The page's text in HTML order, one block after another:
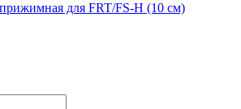
для FRT/FS-H (10 см)